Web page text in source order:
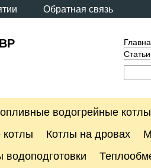
Обратная связь
Статьи
водогрейные котлы
котлы
Котлы на дровах
водоподготовки